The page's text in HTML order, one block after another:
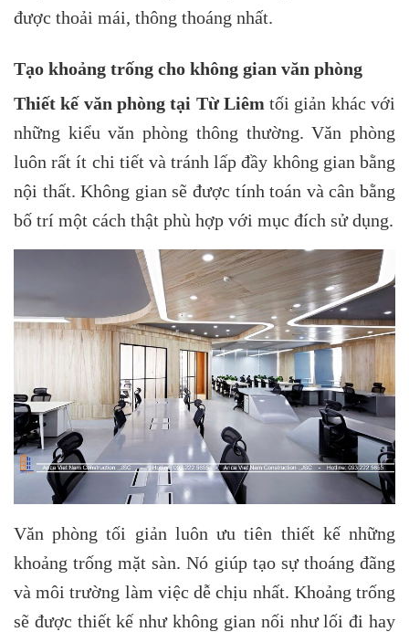
được thoải mái, thông thoáng nhất.
Tạo khoảng trống cho không gian văn phòng
Thiết kế văn phòng tại Từ Liêmtối giản khác với
những kiểu văn phòng thông thường. Văn phòng
luôn rất ít chi tiết và tránh lấp đầy không gian bằng
nội thất. Không gian sẽ được tính toán và cân bằng
bố trí một cách thật phù hợp với mục đích sử dụng.
Văn phòng tối giản luôn ưu tiên thiết kế những
khoảng trống mặt sàn. Nó giúp tạo sự thoáng đãng
và môi trường làm việc dễ chịu nhất. Khoảng trống
sẽ được thiết kế như không gian nối như lối đi hay